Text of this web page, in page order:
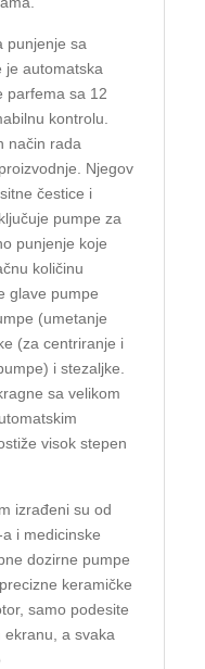
punjenje sa
je automatska
parfema sa 12
kontrolu.
način rada
Njegov
čestice i
pumpe za
punjenje koje
količinu
glave pumpe
(umetanje
(za centriranje i
i stezaljke.
sa velikom
visok stepen
izrađeni su od
i medicinske
dozirne pumpe
keramičke
samo podesite
a svaka